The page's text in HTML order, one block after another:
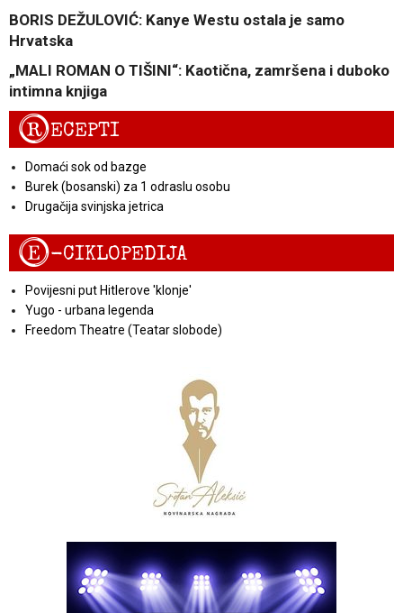
BORIS DEŽULOVIĆ: Kanye Westu ostala je samo
Hrvatska
„MALI ROMAN O TIŠINI“: Kaotična, zamršena i duboko
intimna knjiga
RECEPTI
Domaći sok od bazge
Burek (bosanski) za 1 odraslu osobu
Drugačija svinjska jetrica
E-CIKLOPEDIJA
Povijesni put Hitlerove 'klonje'
Yugo - urbana legenda
Freedom Theatre (Teatar slobode)